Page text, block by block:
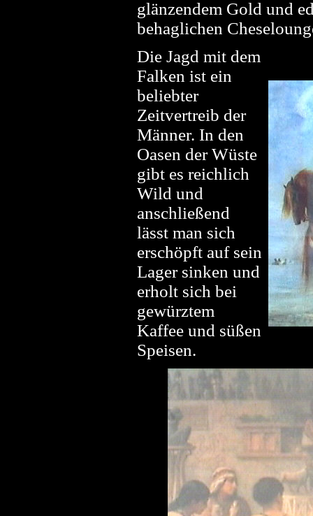
glänzendem Gold und
behaglichen
Die Jagd mit dem
Falken ist ein
beliebter
Zeitvertreib der
Männer. In den
Oasen der Wüste
gibt es reichlich
Wild und
anschließend
lässt man sich
erschöpft auf sein
Lager sinken und
erholt sich bei
gewürztem
Kaffee und süßen
Speisen.